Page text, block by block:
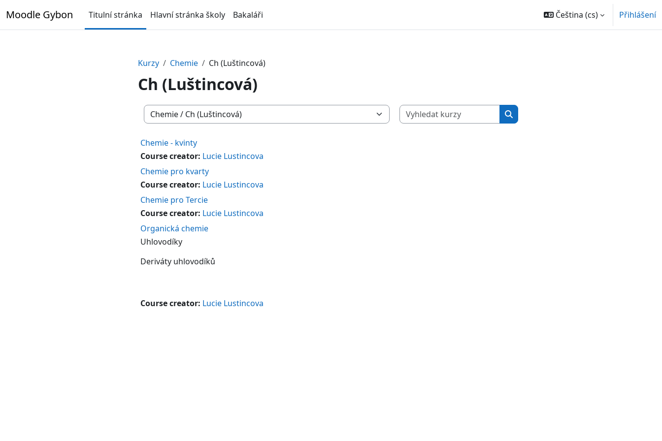
Moodle Gybon Titulní stránka Hlavní stránka školy Bakaláři Čeština ‎(cs)‎ Přihlášení
Kurzy Chemie Ch (Luštincová)
Ch (Luštincová)
Kategorie kurzů
Vyhledat kurzy
Vyhledat kurzy
Chemie - kvinty
Course creator: Lucie Lustincova
Chemie pro kvarty
Course creator: Lucie Lustincova
Chemie pro Tercie
Course creator: Lucie Lustincova
Organická chemie
Uhlovodíky
Deriváty uhlovodíků
Course creator: Lucie Lustincova